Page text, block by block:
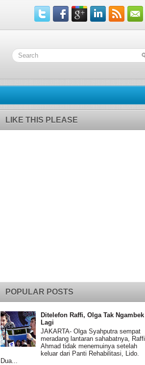
LIKE THIS PLEASE
POPULAR POSTS
Ditelefon Raffi, Olga Tak Ngambek
Lagi
JAKARTA- Olga Syahputra sempat
meradang lantaran sahabatnya, Raffi
Ahmad tidak menemuinya setelah
keluar dari Panti Rehabilitasi, Lido.
Dua...